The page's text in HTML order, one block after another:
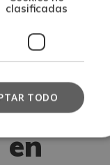
clasificadas
TODO